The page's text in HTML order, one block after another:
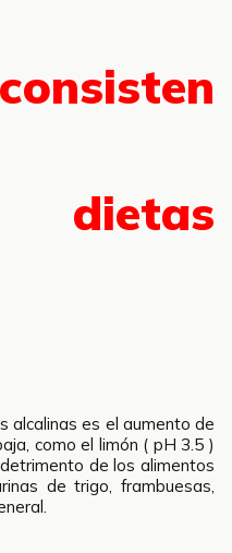
alcalinas es el aumento de
como el limón ( pH 3.5 )
de los alimentos
de trigo, frambuesas,